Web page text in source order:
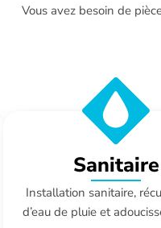
Vous avez besoin de
Sanitaire
Installation sanitaire,
d’eau de pluie et